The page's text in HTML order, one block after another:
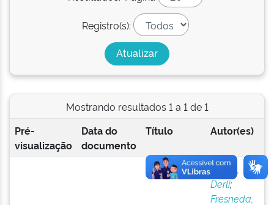
Registro(s):
Mostrando resultados 1 a 1 de 1
Pré-
visualização
Data do
documento
Título Autor(es)
Dossa,
Derli;
Fresneda,